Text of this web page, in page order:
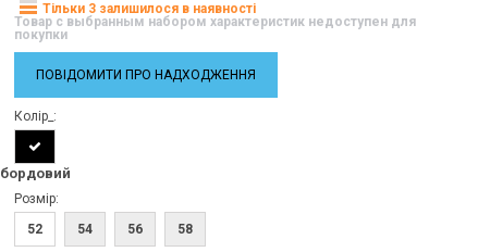
Тільки 3 залишилося в наявності
Товар с выбранным набором характеристик недоступен для
покупки
ПОВІДОМИТИ ПРО НАДХОДЖЕННЯ
Колір_:
бордовий
Розмір:
52
54 56 58